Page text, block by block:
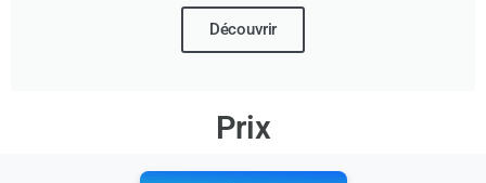
Découvrir
Prix